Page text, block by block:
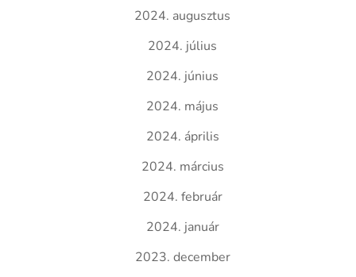
2024. augusztus
2024. július
2024. június
2024. május
2024. április
2024. március
2024. február
2024. január
2023. december